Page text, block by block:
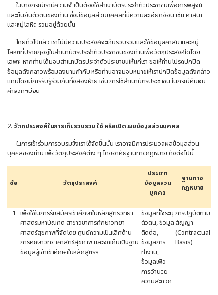
ในบางกรณีเรามีความจำเป็นต้องใช้สำเนาบัตรประจำตัวประชาชนเพื่อการพิสูจน์
และยืนยันตัวตนของท่าน ซึ่งมีข้อมูลส่วนบุคคลที่มีความละเอียดอ่อน เช่น ศาสนา
และหมู่โลหิต รวมอยู่ด้วยนั้น
โดยทั่วไปแล้ว เราไม่มีความประสงค์จะเก็บรวบรวมและใช้ข้อมูลศาสนาและหมู่
โลหิตที่ปรากฏอยู่ในสำเนาบัตรประจำตัวประชาชนของท่านเพื่อวัตถุประสงค์ใดโดย
เฉพาะ หากท่านได้มอบสำเนาบัตรประจำตัวประชาชนให้แก่เรา ขอให้ท่านโปรดปกปิด
ข้อมูลดังกล่าวพร้อมลงนามกำกับ หรือท่านอาจมอบหมายให้เราปกปิดข้อมูลดังกล่าว
แทนโดยมีการรับรู้ร่วมกันทั้งสองฝ่าย เช่น การใช้สำเนาบัตรประชาชน ในกรณีคืนเงิน
ค่าลงทะเบียน
2. วัตถุประสงค์ในการเก็บรวบรวม ใช้ หรือเปิดเผยข้อมูลส่วนบุคคล
ในการเข้าร่วมการอบรมซึ่งเราได้จัดขึ้นนั้น เราอาจมีการประมวลผลข้อมูลส่วน
บุคคลของท่าน เพื่อวัตถุประสงค์ต่าง ๆ โดยอาศัยฐานทางกฎหมาย ดังต่อไปนี้
ข้อ วัตถุประสงค์
ประเภท
ข้อมูลส่วน
บุคคล
ฐานทาง
กฎหมาย
1 เพื่อใช้ในการรับสมัครเข้าศึกษาในหลักสูตรวิทยา
ศาสตรมหาบัณฑิต สาขาวิชาการศึกษาวิทยา
ศาสตร์สุขภาพที่จัดโดย ศูนย์ความเป็นเลิศด้าน
การศึกษาวิทยาศาสตร์สุขภาพ และจัดเก็บเป็นฐาน
ข้อมูลผู้เข้าเข้าศึกษาในหลักสูตรฯ
ข้อมูลที่ใช้ระบุ
ตัวตน, ข้อมูล
ติดต่อ,
ข้อมูลการ
ทำงาน,
ข้อมูลเพื่อ
การอำนวย
ความสะดวก
การปฏิบัติตาม
สัญญา
(Contractual
Basis)